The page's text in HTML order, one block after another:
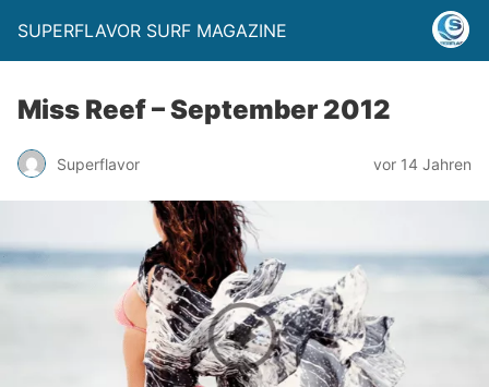
SUPERFLAVOR SURF MAGAZINE
Miss Reef – September 2012
Superflavor vor 14 Jahren